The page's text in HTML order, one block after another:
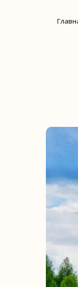
Главная